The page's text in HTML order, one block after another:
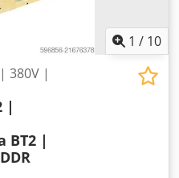
1 / 10
380V |
|
BT2 |